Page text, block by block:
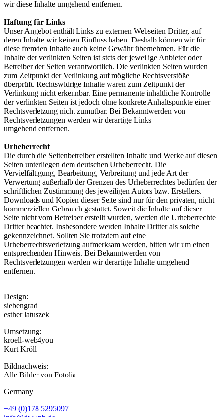
wir diese Inhalte umgehend entfernen.
Haftung für Links
Unser Angebot enthält Links zu externen Webseiten Dritter, auf
deren Inhalte wir keinen Einfluss haben. Deshalb können wir für
diese fremden Inhalte auch keine Gewähr übernehmen. Für die
Inhalte der verlinkten Seiten ist stets der jeweilige Anbieter oder
Betreiber der Seiten verantwortlich. Die verlinkten Seiten wurden
zum Zeitpunkt der Verlinkung auf mögliche Rechtsverstöße
überprüft. Rechtswidrige Inhalte waren zum Zeitpunkt der
Verlinkung nicht erkennbar. Eine permanente inhaltliche Kontrolle
der verlinkten Seiten ist jedoch ohne konkrete Anhaltspunkte einer
Rechtsverletzung nicht zumutbar. Bei Bekanntwerden von
Rechtsverletzungen werden wir derartige Links
umgehend entfernen.
Urheberrecht
Die durch die Seitenbetreiber erstellten Inhalte und Werke auf diesen
Seiten unterliegen dem deutschen Urheberrecht. Die
Vervielfältigung, Bearbeitung, Verbreitung und jede Art der
Verwertung außerhalb der Grenzen des Urheberrechtes bedürfen der
schriftlichen Zustimmung des jeweiligen Autors bzw. Erstellers.
Downloads und Kopien dieser Seite sind nur für den privaten, nicht
kommerziellen Gebrauch gestattet. Soweit die Inhalte auf dieser
Seite nicht vom Betreiber erstellt wurden, werden die Urheberrechte
Dritter beachtet. Insbesondere werden Inhalte Dritter als solche
gekennzeichnet. Sollten Sie trotzdem auf eine
Urheberrechtsverletzung aufmerksam werden, bitten wir um einen
entsprechenden Hinweis. Bei Bekanntwerden von
Rechtsverletzungen werden wir derartige Inhalte umgehend
entfernen.
Design:
siebengrad
esther latuszek
Umsetzung:
kroell-web4you
Kurt Kröll
Bildnachweis:
Alle Bilder von Fotolia
Germany
+49 (0)178 5295097